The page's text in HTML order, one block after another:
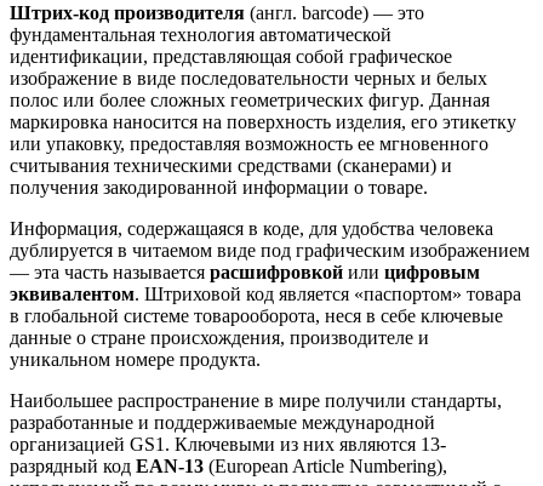
Штрих-код производителя (англ. barcode) — это
фундаментальная технология автоматической
идентификации, представляющая собой графическое
изображение в виде последовательности черных и белых
полос или более сложных геометрических фигур. Данная
маркировка наносится на поверхность изделия, его этикетку
или упаковку, предоставляя возможность ее мгновенного
считывания техническими средствами (сканерами) и
получения закодированной информации о товаре.
Информация, содержащаяся в коде, для удобства человека
дублируется в читаемом виде под графическим изображением
— эта часть называется расшифровкой или цифровым
эквивалентом. Штриховой код является «паспортом» товара
в глобальной системе товарооборота, неся в себе ключевые
данные о стране происхождения, производителе и
уникальном номере продукта.
Наибольшее распространение в мире получили стандарты,
разработанные и поддерживаемые международной
организацией GS1. Ключевыми из них являются 13-
разрядный код EAN-13 (European Article Numbering),